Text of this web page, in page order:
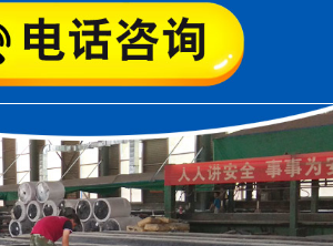
缩缝 C型桥梁伸缩缝